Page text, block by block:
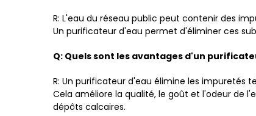
R: L'eau du réseau public peut contenir des
Un purificateur d'eau permet d'éliminer ces
Q: Quels sont les avantages d'un
R: Un purificateur d'eau élimine les impuretés
Cela améliore la qualité, le goût et l'odeur de
dépôts calcaires.